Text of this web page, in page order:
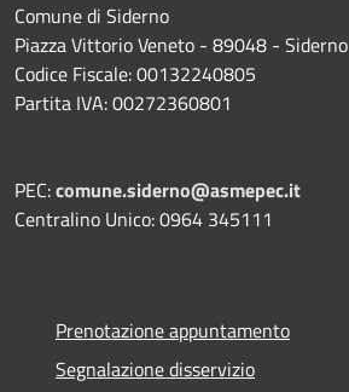
Comune di Siderno
Piazza Vittorio Veneto - 89048 - Siderno
Codice Fiscale: 00132240805
Partita IVA: 00272360801
PEC:comune.siderno@asmepec.it
Centralino Unico: 0964 345111
Prenotazione appuntamento
Segnalazione disservizio